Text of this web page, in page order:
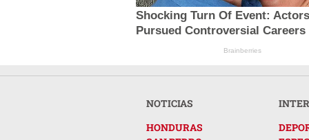
Shocking Turn Of Event:
Pursued Controversial Careers
Brainberries
NOTICIAS
HONDURAS